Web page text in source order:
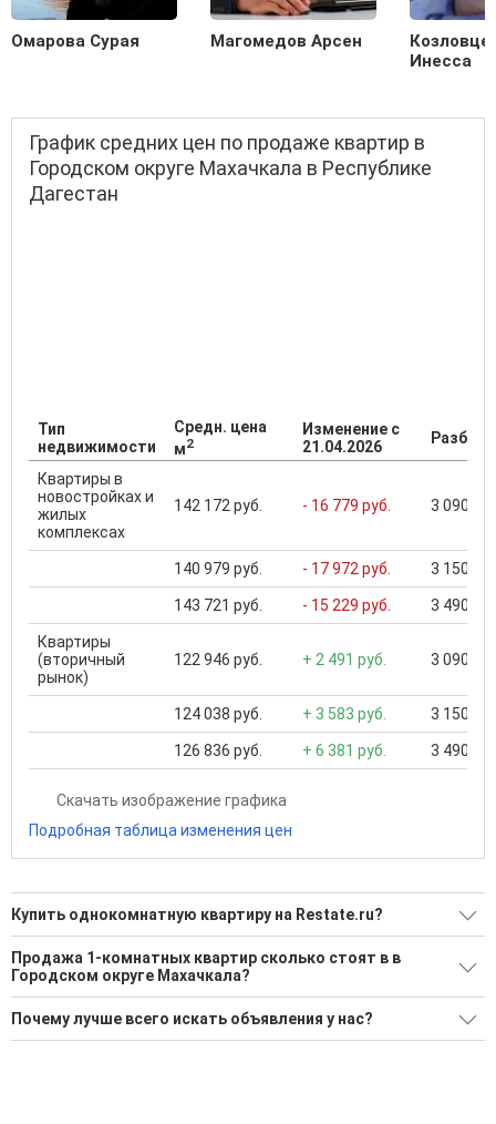
Омарова Сурая Магомедов Арсен
Инесса
График средних цен по продаже квартир в
Городском округе Махачкала в Республике
Дагестан
Тип
недвижимости
Средн. цена
м2
Изменение с
21.04.2026
Квартиры в
новостройках и
жилых
комплексах
142 172 руб. - 16 779 руб. 3 090
140 979 руб. - 17 972 руб. 3 150
143 721 руб. - 15 229 руб. 3 490
Квартиры
(вторичный
рынок)
122 946 руб. + 2 491 руб. 3 090
124 038 руб. + 3 583 руб. 3 150
126 836 руб. + 6 381 руб. 3 490
Скачать изображение графика
Подробная таблица изменения цен
Купить однокомнатную квартиру на Restate.ru?
Ищите, как Купить однокомнатную квартиру?
90 актуальных и проверенных объявлений
Воспользуйтесь нашим поиском по новостройкам, для
подбора подходящего вам варианта
Продажа 1-комнатных квартир сколько стоят в в
Городском округе Махачкала?
Минимальная цена: 1 420 000 Р. Максимальная цена: 12 700
000 Р; Средняя: 5 447 078 Р
Почему лучше всего искать объявления у нас?